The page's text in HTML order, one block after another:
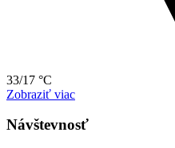
33/17 °C
Zobraziť viac
Návštevnosť